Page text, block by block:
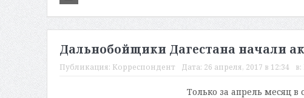
Дальнобойщики Дагестана начали
Публикация: Корреспондент Дата: 26 апреля, 2017 в 12:34 в:
Только за апрель месяц в